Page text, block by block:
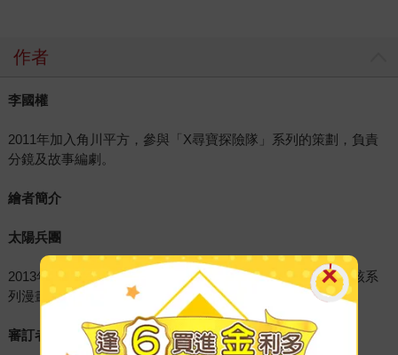
作者
李國權
2011年加入角川平方，參與「X尋寶探險隊」系列的策劃，負責
分鏡及故事編劇。
繪者簡介
太陽兵團
2013年因「X尋寶探險隊」系列而組成的漫畫工作室，負責該系
列漫畫的草稿、下墨、人物造型、背景、插圖等工作。
審訂者簡介